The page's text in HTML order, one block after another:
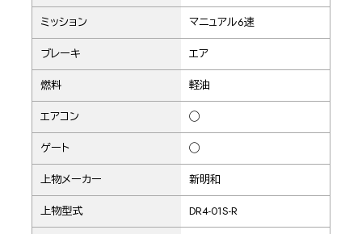
ミッション マニュアル6速
ブレーキ エア
燃料 軽油
エアコン ◯
ゲート ◯
上物メーカー 新明和
上物型式 DR4-01S-R